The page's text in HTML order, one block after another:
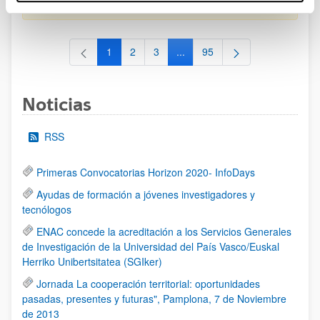
al 30/07/2026 (ambos incluídos)
Página
1 Página
2 Página
3 ...Páginas intermedias Use TAB
Página
95
Noticias
RSS
Primeras Convocatorias Horizon 2020- InfoDays
Ayudas de formación a jóvenes investigadores y
tecnólogos
ENAC concede la acreditación a los Servicios Generales
de Investigación de la Universidad del País Vasco/Euskal
Herriko Unibertsitatea (SGIker)
Jornada La cooperación territorial: oportunidades
pasadas, presentes y futuras", Pamplona, 7 de Noviembre
de 2013